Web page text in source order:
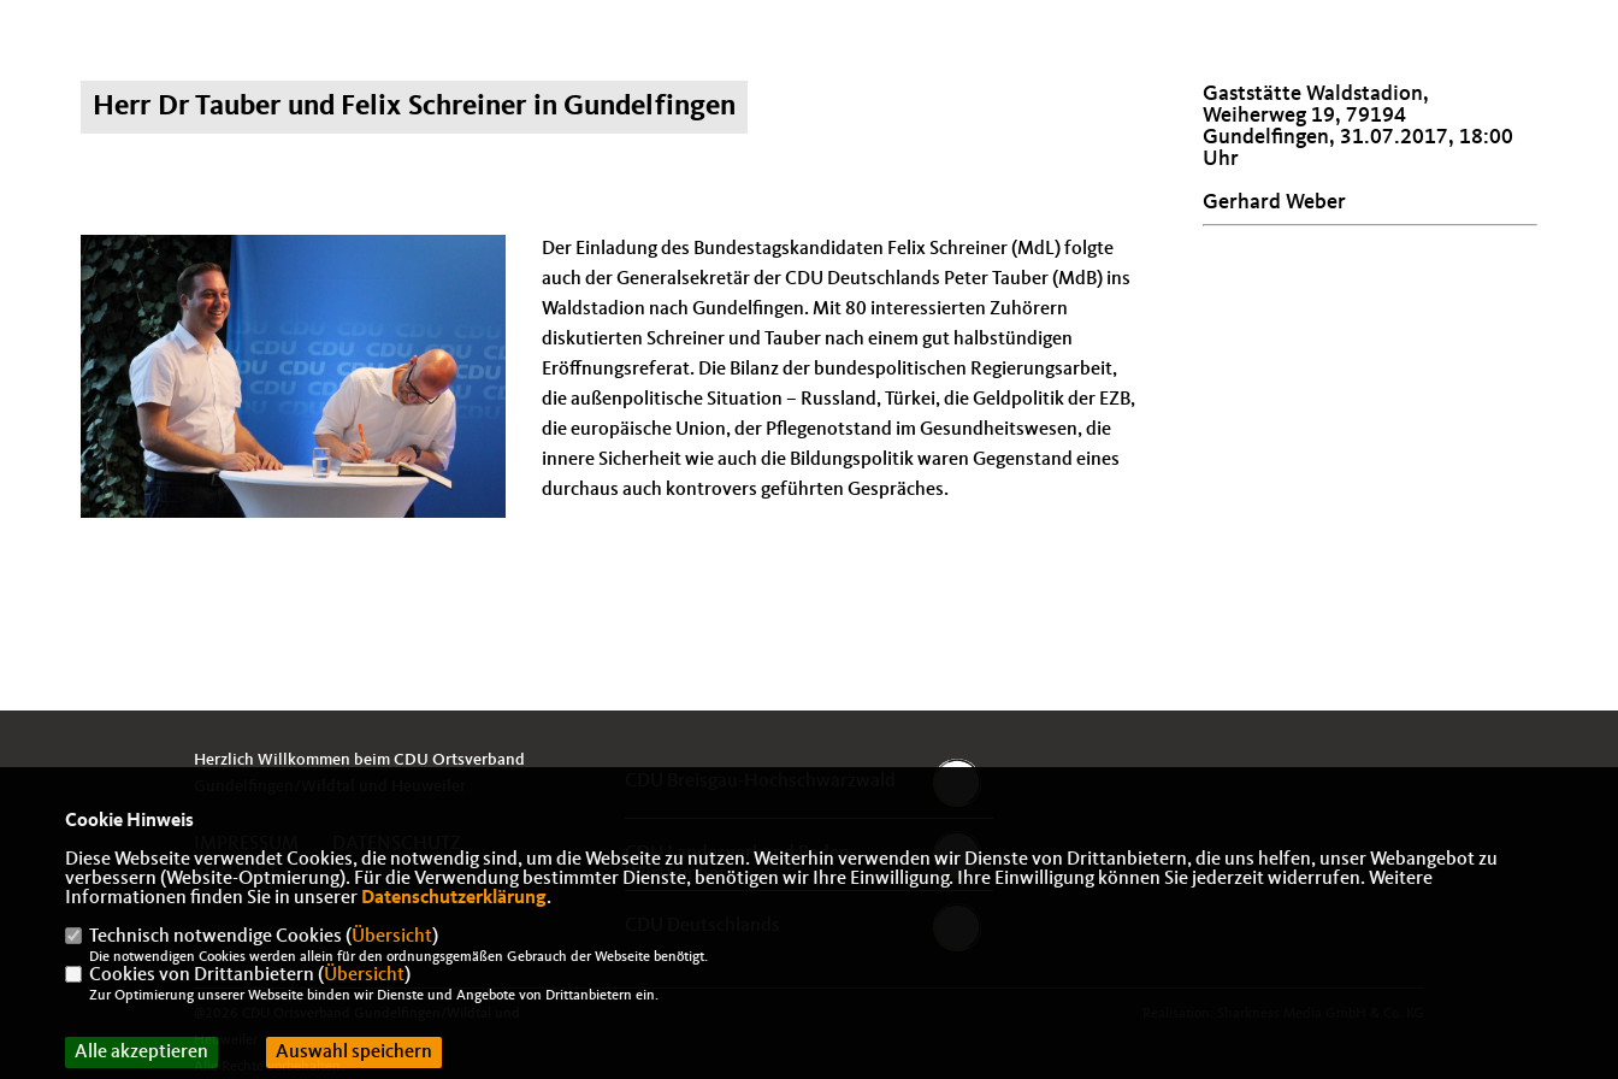
Herr Dr Tauber und Felix Schreiner in Gundelfingen
Der Einladung des Bundestagskandidaten Felix Schreiner (MdL) folgte
auch der Generalsekretär der CDU Deutschlands Peter Tauber (MdB) ins
Waldstadion nach Gundelfingen. Mit 80 interessierten Zuhörern
diskutierten Schreiner und Tauber nach einem gut halbstündigen
Eröffnungsreferat. Die Bilanz der bundespolitischen Regierungsarbeit,
die außenpolitische Situation – Russland, Türkei, die Geldpolitik der EZB,
die europäische Union, der Pflegenotstand im Gesundheitswesen, die
innere Sicherheit wie auch die Bildungspolitik waren Gegenstand eines
durchaus auch kontrovers geführten Gespräches.
Gaststätte Waldstadion,
Weiherweg 19, 79194
Gundelfingen, 31.07.2017, 18:00
Uhr
Gerhard Weber
Herzlich Willkommen beim CDU Ortsverband
KONTAKT
CDU Landesverband Baden-
Württemberg
Heuweiler
Alle Rechte vorbehalten.
Cookie Hinweis
Diese Webseite verwendet Cookies, die notwendig sind, um die Webseite zu nutzen. Weiterhin verwenden wir Dienste von Drittanbietern, die uns helfen, unser Webangebot zu
verbessern (Website-Optmierung). Für die Verwendung bestimmter Dienste, benötigen wir Ihre Einwilligung. Ihre Einwilligung können Sie jederzeit widerrufen. Weitere
Informationen finden Sie in unserer Datenschutzerklärung.
Technisch notwendige Cookies (Übersicht)
Die notwendigen Cookies werden allein für den ordnungsgemäßen Gebrauch der Webseite benötigt.
Cookies von Drittanbietern (Übersicht)
Zur Optimierung unserer Webseite binden wir Dienste und Angebote von Drittanbietern ein.
Alle akzeptieren Auswahl speichern